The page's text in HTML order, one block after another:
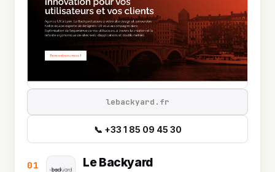
01 Le Backyard
lebackyard.fr
📞 +33 1 85 09 45 30